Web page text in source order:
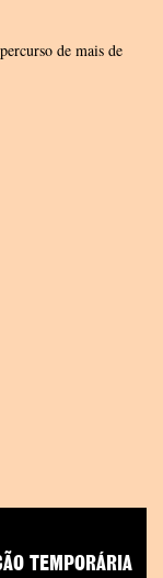
de mais de
TEMPORÁRIA